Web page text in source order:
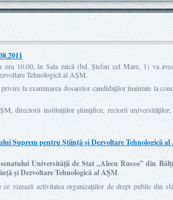
ora 10.00, în Sala mică (bd. Ştefan cel Mare, 1) va
Tehnologică al AŞM.
la examinarea dosarelor candidaţilor înaintate la
directorii instituţiilor ştiinţifice, rectorii universităţilor,
Suprem pentru Ştiinţă şi Dezvoltare Tehnologică al
Universităţii de Stat „Alecu Russo” din Bălţi
şi Dezvoltare Tehnologică al AŞM.
vizează activitatea organizaţiilor de drept public din